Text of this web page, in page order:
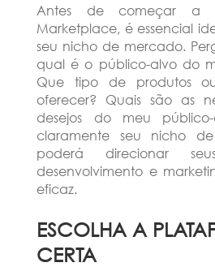
Antes de começar a
Marketplace, é essencial
seu nicho de mercado.
qual é o público-alvo do
Que tipo de produtos
oferecer? Quais são as
desejos do meu
claramente seu nicho
poderá direcionar
desenvolvimento e
eficaz.
ESCOLHA A
CERTA